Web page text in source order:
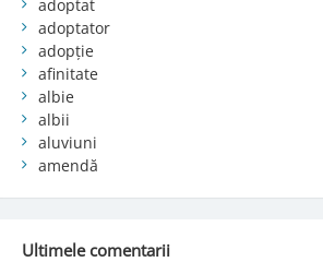
adoptat
adoptator
adopție
afinitate
albie
albii
aluviuni
amendă
Ultimele comentarii